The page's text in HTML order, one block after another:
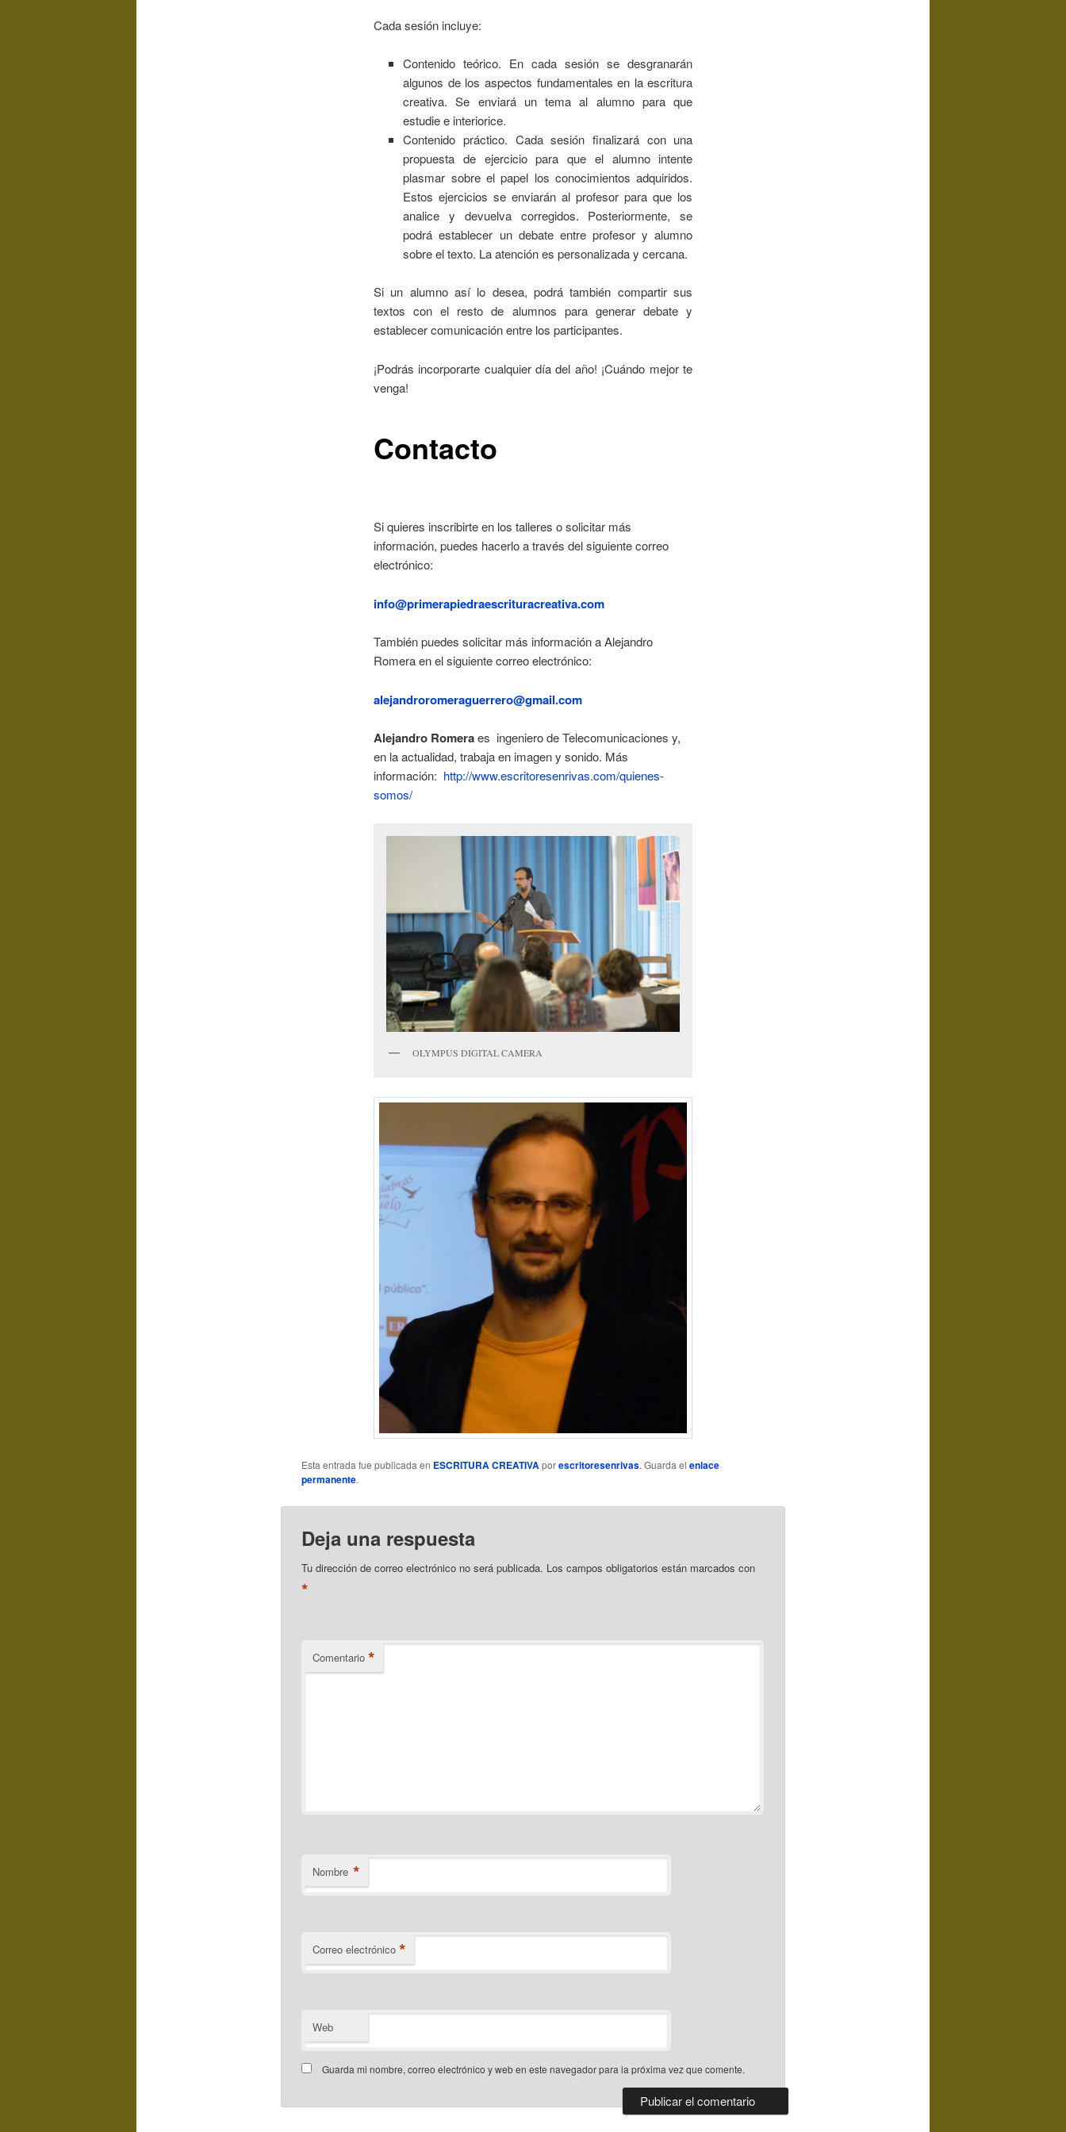
Cada sesión incluye:
Contenido teórico. En cada sesión se desgranarán
algunos de los aspectos fundamentales en la escritura
creativa. Se enviará un tema al alumno para que
estudie e interiorice.
Contenido práctico. Cada sesión finalizará con una
propuesta de ejercicio para que el alumno intente
plasmar sobre el papel los conocimientos adquiridos.
Estos ejercicios se enviarán al profesor para que los
analice y devuelva corregidos. Posteriormente, se
podrá establecer un debate entre profesor y alumno
sobre el texto. La atención es personalizada y cercana.
Si un alumno así lo desea, podrá también compartir sus
textos con el resto de alumnos para generar debate y
establecer comunicación entre los participantes.
¡Podrás incorporarte cualquier día del año! ¡Cuándo mejor te
venga!
Contacto
Si quieres inscribirte en los talleres o solicitar más
información, puedes hacerlo a través del siguiente correo
electrónico:
info@primerapiedraescrituracreativa.com
También puedes solicitar más información a Alejandro
Romera en el siguiente correo electrónico:
alejandroromeraguerrero@gmail.com
Alejandro Romeraes ingeniero de Telecomunicaciones y,
en la actualidad, trabaja en imagen y sonido. Más
información: http://www.escritoresenrivas.com/quienes-
somos/
OLYMPUS DIGITAL CAMERA
Esta entrada fue publicada en ESCRITURA CREATIVAporescritoresenrivas. Guarda el enlace
permanente.
Deja una respuesta
Tu dirección de correo electrónico no será publicada. Los campos obligatorios están marcados con
*
Comentario *
Nombre *
Correo electrónico *
Web
Guarda mi nombre, correo electrónico y web en este navegador para la próxima vez que comente.